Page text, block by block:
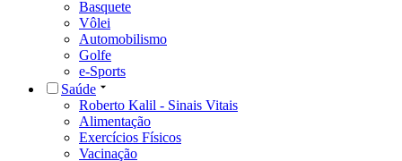
Basquete
Vôlei
Automobilismo
Golfe
e-Sports
Saúde
Roberto Kalil - Sinais Vitais
Alimentação
Exercícios Físicos
Vacinação